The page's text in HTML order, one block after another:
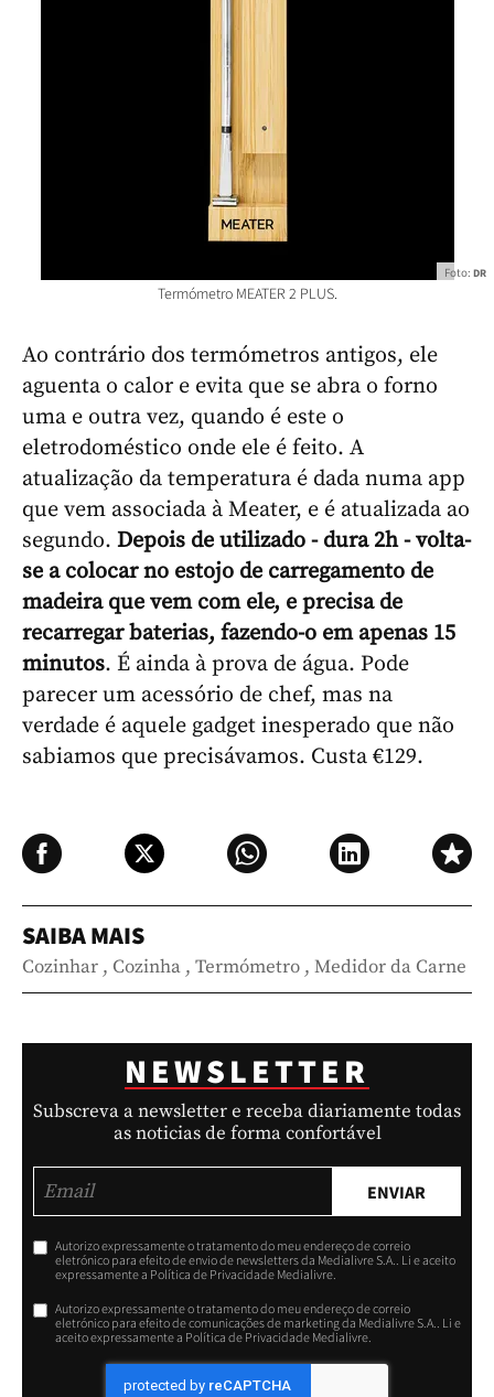
Termómetro MEATER 2 PLUS.
Foto: DR
Ao contrário dos termómetros antigos, ele
aguenta o calor e evita que se abra o forno
uma e outra vez, quando é este o
eletrodoméstico onde ele é feito. A
atualização da temperatura é dada numa app
que vem associada à Meater, e é atualizada ao
segundo. Depois de utilizado - dura 2h - volta-
se a colocar no estojo de carregamento de
madeira que vem com ele, e precisa de
recarregar baterias, fazendo-o em apenas 15
minutos. É ainda à prova de água. Pode
parecer um acessório de chef, mas na
verdade é aquele gadget inesperado que não
sabiamos que precisávamos. Custa €129.
SAIBA MAIS
Cozinhar , Cozinha , Termómetro , Medidor da Carne
NEWSLETTER
Subscreva a newsletter e receba diariamente todas
as noticias de forma confortável
ENVIAR
Autorizo expressamente o tratamento do meu endereço de correio
eletrónico para efeito de envio de newsletters da Medialivre S.A.. Li e aceito
expressamente a Política de Privacidade Medialivre.
Autorizo expressamente o tratamento do meu endereço de correio
eletrónico para efeito de comunicações de marketing da Medialivre S.A.. Li e
aceito expressamente a Política de Privacidade Medialivre.